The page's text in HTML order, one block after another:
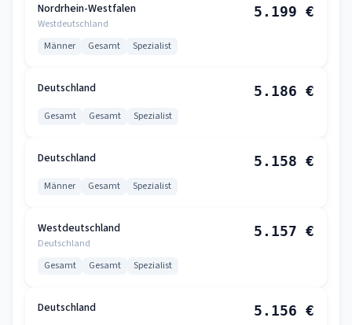
Nordrhein-Westfalen
Westdeutschland
5.199 €
Männer Gesamt Spezialist
Deutschland 5.186 €
Gesamt Gesamt Spezialist
Deutschland 5.158 €
Männer Gesamt Spezialist
Westdeutschland
Deutschland
5.157 €
Gesamt Gesamt Spezialist
Deutschland 5.156 €